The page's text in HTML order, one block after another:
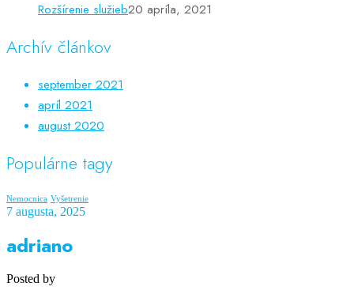
Rozšírenie služieb20 apríla, 2021
Archív článkov
september 2021
apríl 2021
august 2020
Populárne tagy
Nemocnica Vyšetrenie
7 augusta, 2025
adriano
Posted by